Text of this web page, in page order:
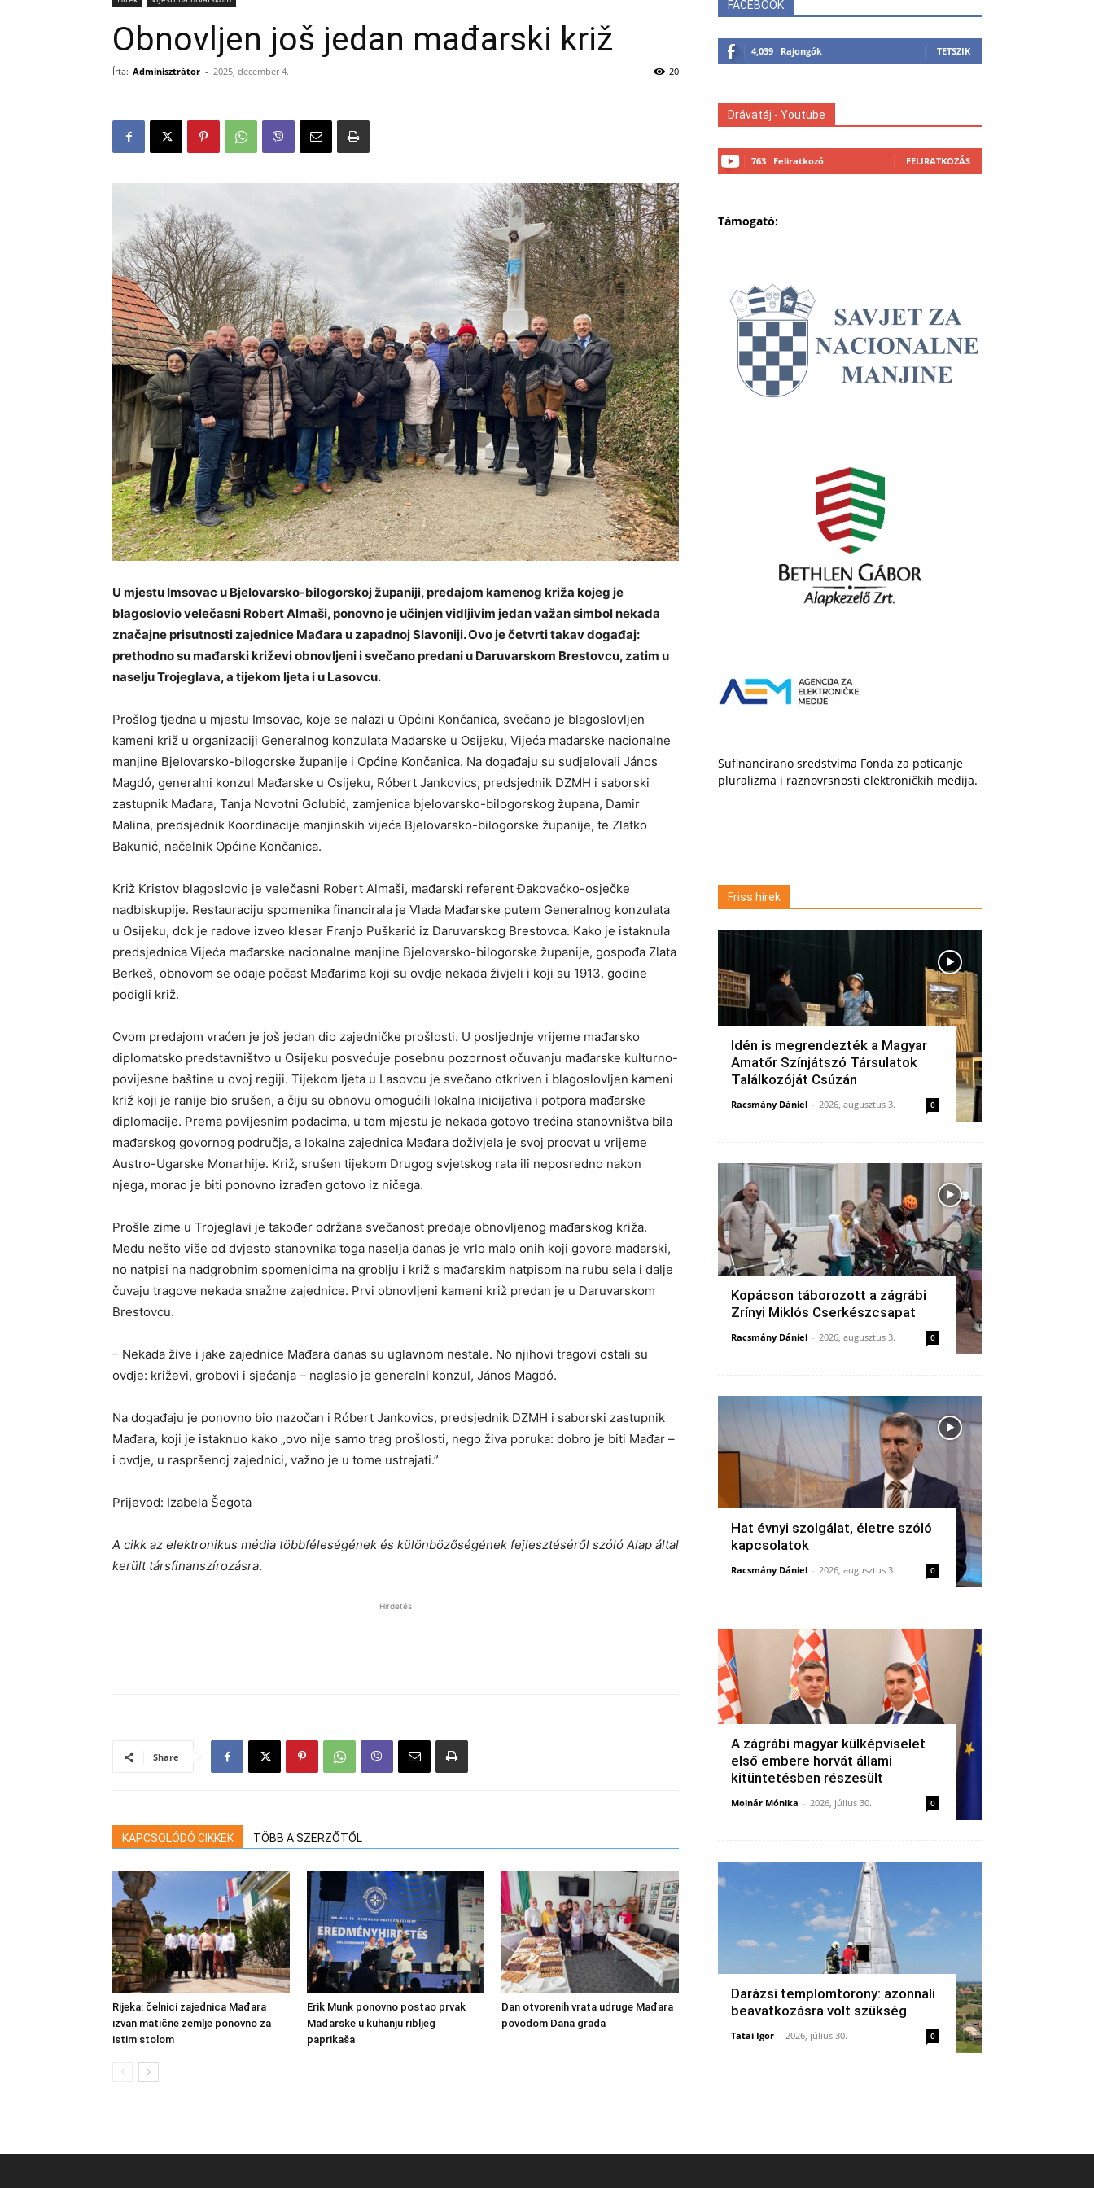
Obnovljen još jedan mađarski križ
Írta: Adminisztrátor - 2025, december 4. 20
U mjestu Imsovac u Bjelovarsko-bilogorskoj županiji, predajom kamenog križa kojeg je
blagoslovio velečasni Robert Almaši, ponovno je učinjen vidljivim jedan važan simbol nekada
značajne prisutnosti zajednice Mađara u zapadnoj Slavoniji. Ovo je četvrti takav događaj:
prethodno su mađarski križevi obnovljeni i svečano predani u Daruvarskom Brestovcu, zatim u
naselju Trojeglava, a tijekom ljeta i u Lasovcu.
Prošlog tjedna u mjestu Imsovac, koje se nalazi u Općini Končanica, svečano je blagoslovljen
kameni križ u organizaciji Generalnog konzulata Mađarske u Osijeku, Vijeća mađarske nacionalne
manjine Bjelovarsko-bilogorske županije i Općine Končanica. Na događaju su sudjelovali János
Magdó, generalni konzul Mađarske u Osijeku, Róbert Jankovics, predsjednik DZMH i saborski
zastupnik Mađara, Tanja Novotni Golubić, zamjenica bjelovarsko-bilogorskog župana, Damir
Malina, predsjednik Koordinacije manjinskih vijeća Bjelovarsko-bilogorske županije, te Zlatko
Bakunić, načelnik Općine Končanica.
Križ Kristov blagoslovio je velečasni Robert Almaši, mađarski referent Đakovačko-osječke
nadbiskupije. Restauraciju spomenika financirala je Vlada Mađarske putem Generalnog konzulata
u Osijeku, dok je radove izveo klesar Franjo Puškarić iz Daruvarskog Brestovca. Kako je istaknula
predsjednica Vijeća mađarske nacionalne manjine Bjelovarsko-bilogorske županije, gospođa Zlata
Berkeš, obnovom se odaje počast Mađarima koji su ovdje nekada živjeli i koji su 1913. godine
podigli križ.
Ovom predajom vraćen je još jedan dio zajedničke prošlosti. U posljednje vrijeme mađarsko
diplomatsko predstavništvo u Osijeku posvećuje posebnu pozornost očuvanju mađarske kulturno-
povijesne baštine u ovoj regiji. Tijekom ljeta u Lasovcu je svečano otkriven i blagoslovljen kameni
križ koji je ranije bio srušen, a čiju su obnovu omogućili lokalna inicijativa i potpora mađarske
diplomacije. Prema povijesnim podacima, u tom mjestu je nekada gotovo trećina stanovništva bila
mađarskog govornog područja, a lokalna zajednica Mađara doživjela je svoj procvat u vrijeme
Austro-Ugarske Monarhije. Križ, srušen tijekom Drugog svjetskog rata ili neposredno nakon
njega, morao je biti ponovno izrađen gotovo iz ničega.
Prošle zime u Trojeglavi je također održana svečanost predaje obnovljenog mađarskog križa.
Među nešto više od dvjesto stanovnika toga naselja danas je vrlo malo onih koji govore mađarski,
no natpisi na nadgrobnim spomenicima na groblju i križ s mađarskim natpisom na rubu sela i dalje
čuvaju tragove nekada snažne zajednice. Prvi obnovljeni kameni križ predan je u Daruvarskom
Brestovcu.
– Nekada žive i jake zajednice Mađara danas su uglavnom nestale. No njihovi tragovi ostali su
ovdje: križevi, grobovi i sjećanja – naglasio je generalni konzul, János Magdó.
Na događaju je ponovno bio nazočan i Róbert Jankovics, predsjednik DZMH i saborski zastupnik
Mađara, koji je istaknuo kako „ovo nije samo trag prošlosti, nego živa poruka: dobro je biti Mađar –
i ovdje, u raspršenoj zajednici, važno je u tome ustrajati.”
Prijevod: Izabela Šegota
A cikk az elektronikus média többféleségének és különbözőségének fejlesztéséről szóló Alap által
került társfinanszírozásra.
Hirdetés
Share
KAPCSOLÓDÓ CIKKEK TÖBB A SZERZŐTŐL
Rijeka: čelnici zajednica Mađara
izvan matične zemlje ponovno za
istim stolom
Erik Munk ponovno postao prvak
Mađarske u kuhanju ribljeg
paprikaša
Dan otvorenih vrata udruge Mađara
povodom Dana grada
FACEBOOK
4,039 Rajongók TETSZIK
Drávatáj - Youtube
763 Feliratkozó FELIRATKOZÁS
Támogató:
Sufinancirano sredstvima Fonda za poticanje
pluralizma i raznovrsnosti elektroničkih medija.
Friss hírek
Idén is megrendezték a Magyar
Amatőr Színjátszó Társulatok
Találkozóját Csúzán
Racsmány Dániel - 2026, augusztus 3. 0
Kopácson táborozott a zágrábi
Zrínyi Miklós Cserkészcsapat
Racsmány Dániel - 2026, augusztus 3. 0
Hat évnyi szolgálat, életre szóló
kapcsolatok
Racsmány Dániel - 2026, augusztus 3. 0
A zágrábi magyar külképviselet
első embere horvát állami
kitüntetésben részesült
Molnár Mónika - 2026, július 30. 0
Darázsi templomtorony: azonnali
beavatkozásra volt szükség
Tatai Igor - 2026, július 30. 0